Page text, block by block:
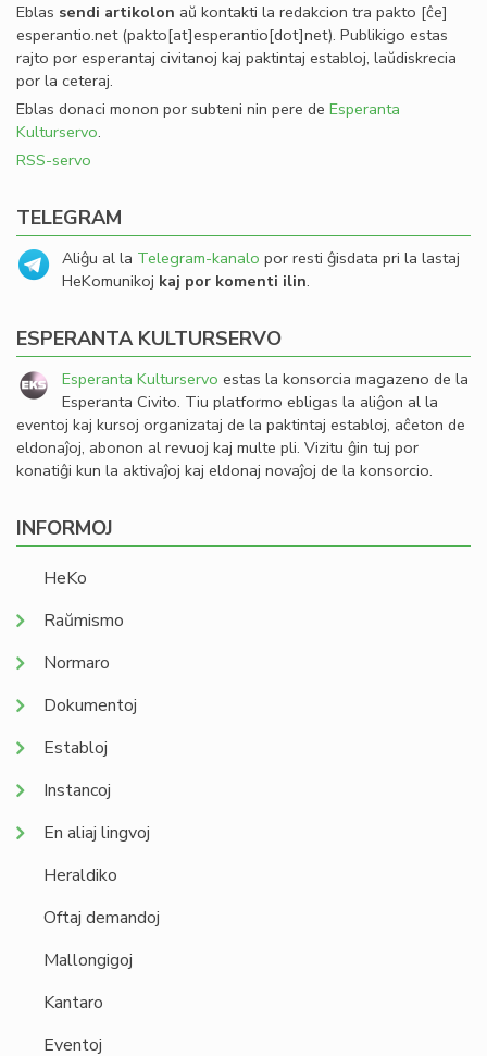
Eblas sendi artikolon aŭ kontakti la redakcion tra pakto [ĉe]
esperantio.net(pakto[at]esperantio[dot]net). Publikigo estas
rajto por esperantaj civitanoj kaj paktintaj establoj, laŭdiskrecia
por la ceteraj.
Eblas donaci monon por subteni nin pere de Esperanta
Kulturservo.
RSS-servo
TELEGRAM
Aliĝu al la Telegram-kanalo por resti ĝisdata pri la lastaj
HeKomunikoj kaj por komenti ilin.
ESPERANTA KULTURSERVO
Esperanta Kulturservo estas la konsorcia magazeno de la
Esperanta Civito. Tiu platformo ebligas la aliĝon al la
eventoj kaj kursoj organizataj de la paktintaj establoj, aĉeton de
eldonaĵoj, abonon al revuoj kaj multe pli. Vizitu ĝin tuj por
konatiĝi kun la aktivaĵoj kaj eldonaj novaĵoj de la konsorcio.
INFORMOJ
HeKo
Raŭmismo
Normaro
Dokumentoj
Establoj
Instancoj
En aliaj lingvoj
Heraldiko
Oftaj demandoj
Mallongigoj
Kantaro
Eventoj